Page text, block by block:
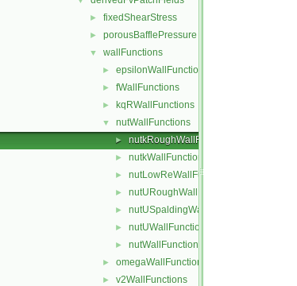
► fixedShearStress
► porousBafflePressure
▼ wallFunctions
► epsilonWallFunctions
► fWallFunctions
► kqRWallFunctions
▼ nutWallFunctions
► nutkRoughWallFunction
► nutkWallFunction
► nutLowReWallFunction
► nutURoughWallFunction
► nutUSpaldingWallFunction
► nutUWallFunction
► nutWallFunction
► omegaWallFunctions
► v2WallFunctions